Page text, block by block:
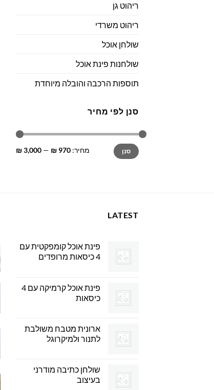
ריהוט גן
ריהוט משרדי
שולחן אוכל
שולחנות פינת אוכל
תוספות הרכבה והובלה מיוחדת
סנן לפי מחיר
מחיר
מינימלי
מחיר
מקסימלי
סנן מחיר: 970 ₪
—
3,000 ₪
LATEST
פינת אוכל קומפקטית עם
4 כיסאות מרופדים
פינת אוכל קרמיקה עם 4
כיסאות
ארונית מטבח משולבת
לתנור ולמיקרוגל
שולחן כתיבה מודרני
בעיצוב